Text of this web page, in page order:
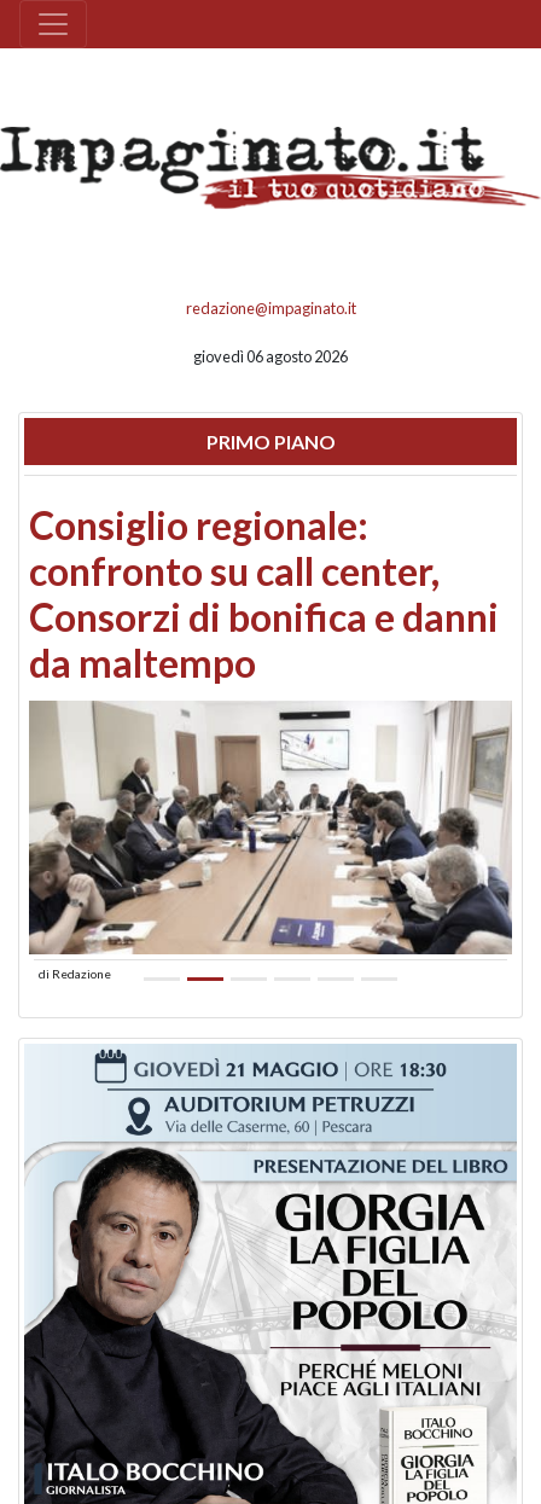
redazione@impaginato.it
giovedì 06 agosto 2026
PRIMO PIANO
Consiglio regionale:
confronto su call center,
Consorzi di bonifica e danni
da maltempo
di Redazione